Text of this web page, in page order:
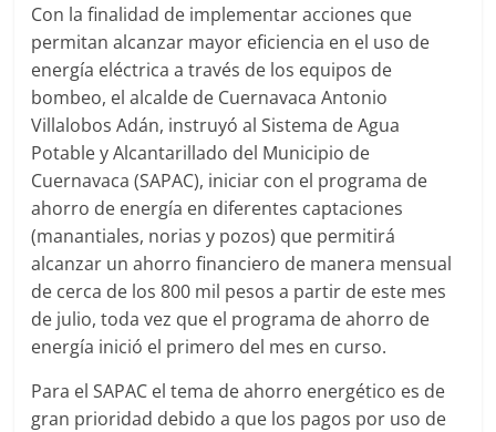
Agua
Potable
Alcantarillado
del
Municipio
de
Cuernavaca
Con la finalidad de implementar acciones que
permitan alcanzar mayor eficiencia en el uso de
energía eléctrica a través de los equipos de
bombeo, el alcalde de Cuernavaca Antonio
Villalobos Adán, instruyó al Sistema de Agua
Potable y Alcantarillado del Municipio de
Cuernavaca (SAPAC), iniciar con el programa de
ahorro de energía en diferentes captaciones
(manantiales, norias y pozos) que permitirá
alcanzar un ahorro financiero de manera mensual
de cerca de los 800 mil pesos a partir de este mes
de julio, toda vez que el programa de ahorro de
energía inició el primero del mes en curso.
Para el SAPAC el tema de ahorro energético es de
gran prioridad debido a que los pagos por uso de